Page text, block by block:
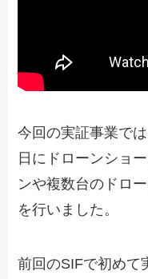
今回の実証事業で
日にドローンショ
ンや複数台のドロ
を行いました。
前回のSIFで初めて